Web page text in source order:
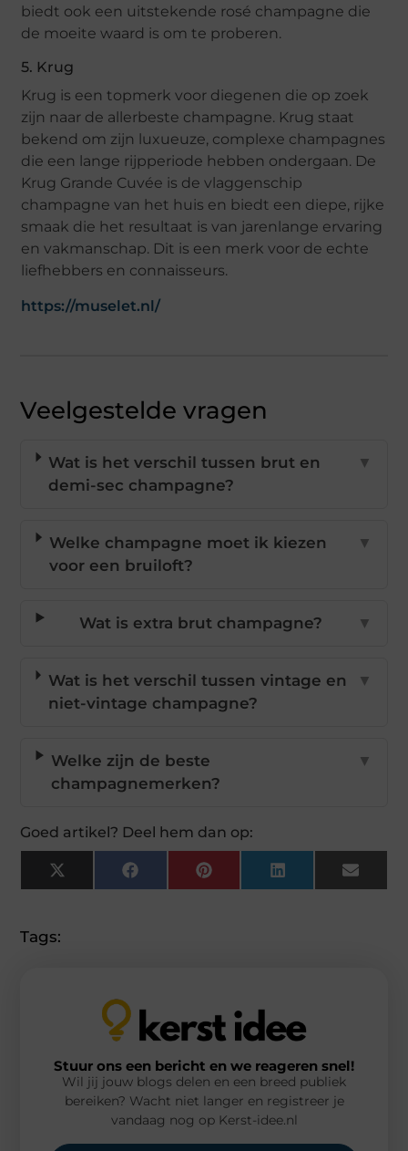
biedt ook een uitstekende rosé champagne die
de moeite waard is om te proberen.
5. Krug
Krug is een topmerk voor diegenen die op zoek
zijn naar de allerbeste champagne. Krug staat
bekend om zijn luxueuze, complexe champagnes
die een lange rijpperiode hebben ondergaan. De
Krug Grande Cuvée is de vlaggenschip
champagne van het huis en biedt een diepe, rijke
smaak die het resultaat is van jarenlange ervaring
en vakmanschap. Dit is een merk voor de echte
liefhebbers en connaisseurs.
https://muselet.nl/
Veelgestelde vragen
Wat is het verschil tussen brut en
demi-sec champagne?
▼
Welke champagne moet ik kiezen
voor een bruiloft?
▼
Wat is extra brut champagne? ▼
Wat is het verschil tussen vintage en
niet-vintage champagne?
▼
Welke zijn de beste
champagnemerken?
▼
Goed artikel? Deel hem dan op:
X
(Twitter)
FacebookPinterestLinkedInEmail
Tags:
Stuur ons een bericht en we reageren snel!
Wil jij jouw blogs delen en een breed publiek
bereiken? Wacht niet langer en registreer je
vandaag nog op Kerst-idee.nl